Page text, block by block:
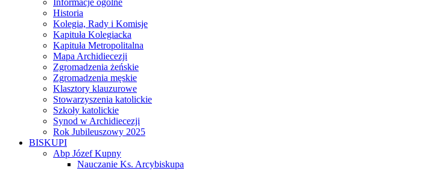
Informacje ogólne
Historia
Kolegia, Rady i Komisje
Kapituła Kolegiacka
Kapituła Metropolitalna
Mapa Archidiecezji
Zgromadzenia żeńskie
Zgromadzenia męskie
Klasztory klauzurowe
Stowarzyszenia katolickie
Szkoły katolickie
Synod w Archidiecezji
Rok Jubileuszowy 2025
BISKUPI
Abp Józef Kupny
Nauczanie Ks. Arcybiskupa